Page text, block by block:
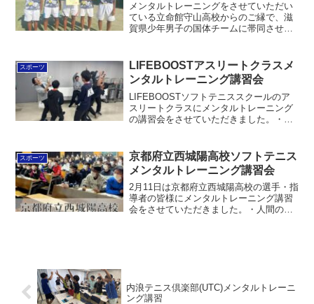
メンタルトレーニングをさせていただい
ている立命館守山高校からのご縁で、滋
賀県少年男子の国体チームに帯同させて
言葉がかなり大事であると再確認した大
会でした。結果は3位でし...
スポーツ
LIFEBOOSTアスリートクラスメ
ンタルトレーニング講習会
LIFEBOOSTソフトテニススクールのア
スリートクラスにメンタルトレーニング
の講習会をさせていただきました。・反
大会前のルーティンやメンタルリハーサ
ルの話、チームビル...
スポーツ
京都府立西城陽高校ソフトテニス
メンタルトレーニング講習会
2月11日は京都府立西城陽高校の選手・指
導者の皆様にメンタルトレーニング講習
会をさせていただきました。・人間の心
内浪テニス倶楽部(UTC)メンタルトレーニ
ング講習